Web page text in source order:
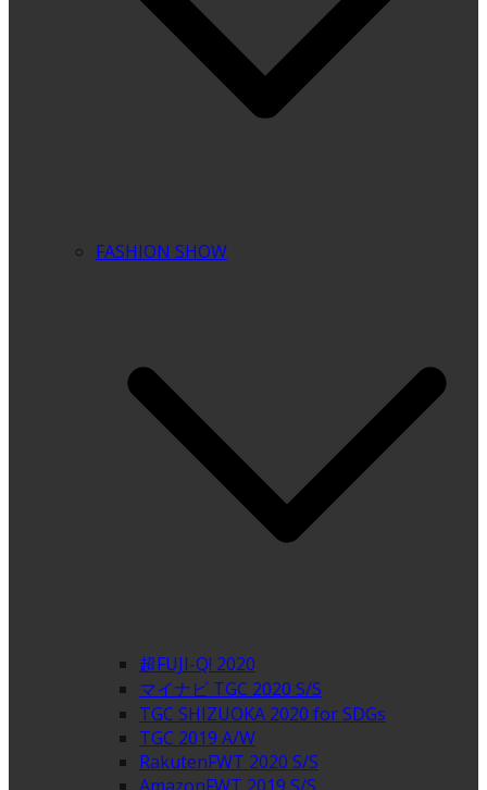
FASHION SHOW
超FUJI-Q! 2020
マイナビ TGC 2020 S/S
TGC SHIZUOKA 2020 for SDGs
TGC 2019 A/W
RakutenFWT 2020 S/S